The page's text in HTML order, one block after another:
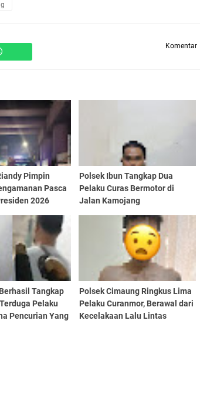
Komentar
Pimpin
Pasca
2026
Polsek Ibun Tangkap Dua
Pelaku Curas Bermotor di
Jalan Kamojang
Tangkap
Pelaku
Pencurian Yang
Polsek Cimaung Ringkus Lima
Pelaku Curanmor, Berawal dari
Kecelakaan Lalu Lintas